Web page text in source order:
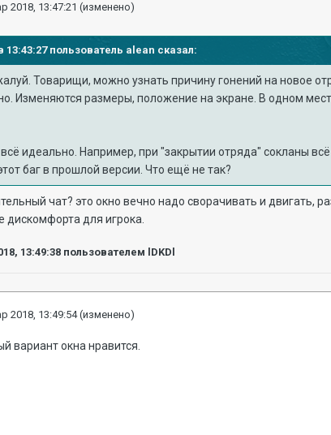
2018, 13:47:21 (изменено)
13:43:27 пользователь alean сказал:
Товарищи, можно узнать причину гонений на новое
Изменяются размеры, положение на экране. В одном
идеально. Например, при "закрытии отряда" сокланы
баг в прошлой версии. Что ещё не так?
чат? это окно вечно надо сворачивать и двигать,
для игрока.
13:49:38 пользователем lDKDl
2018, 13:49:54 (изменено)
вариант окна нравится.